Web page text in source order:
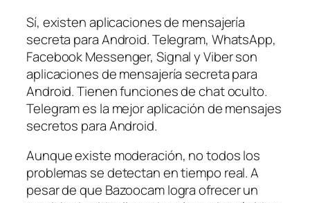
Sí, existen aplicaciones de mensajería
secreta para Android. Telegram, WhatsApp,
Facebook Messenger, Signal y Viber son
aplicaciones de mensajería secreta para
Android. Tienen funciones de chat oculto.
Telegram es la mejor aplicación de mensajes
secretos para Android.
Aunque existe moderación, no todos los
problemas se detectan en tiempo real. A
pesar de que Bazoocam logra ofrecer un